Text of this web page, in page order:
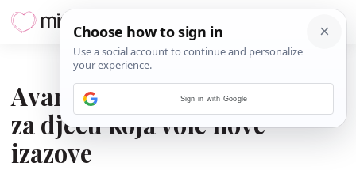
Avanture u šumi i planinama
za djecu koja vole nove
izazove
Sign in with Google